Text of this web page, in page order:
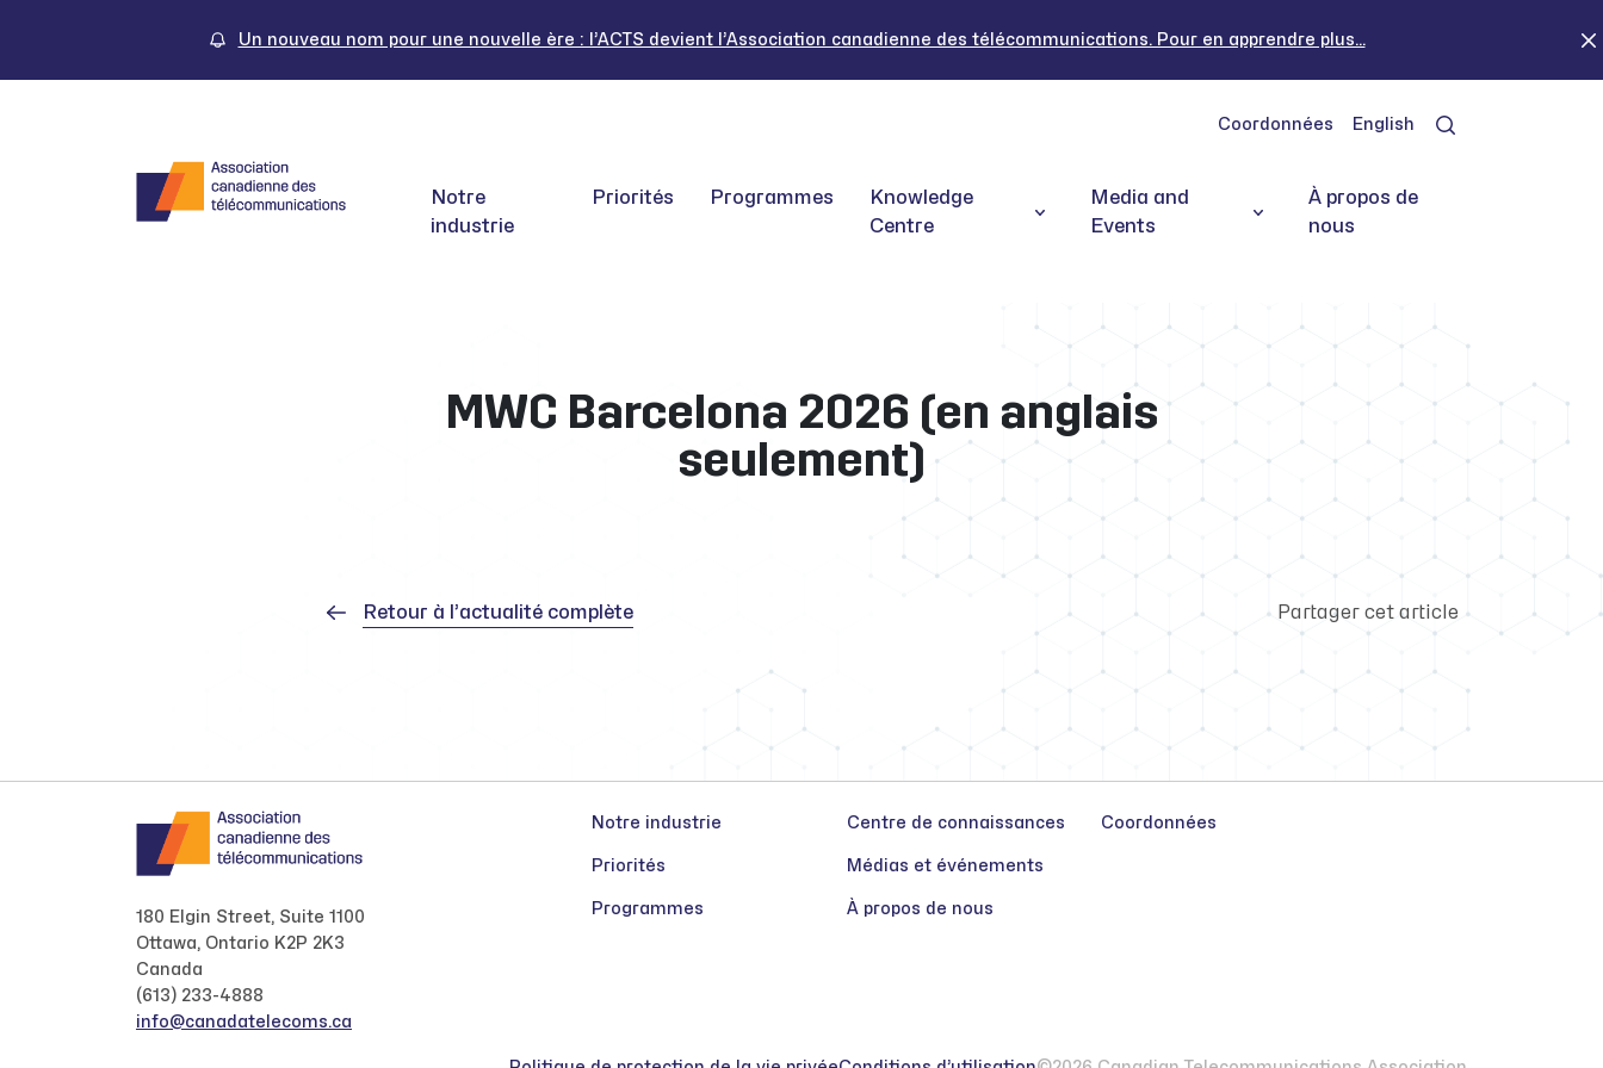
Un nouveau nom pour une nouvelle ère : l’ACTS devient l’Association canadienne des télécommunications. Pour en apprendre plus...
Coordonnées English
Notre
industrie
Priorités Programmes
Knowledge
Centre
Media and
Events
À propos de
nous
MWC Barcelona 2026 (en anglais
seulement)
Retour à l’actualité complète Partager cet article
180 Elgin Street, Suite 1100
Ottawa, Ontario K2P 2K3
Canada
(613) 233-4888
info@canadatelecoms.ca
Notre industrie
Priorités
Programmes
Centre de connaissances
Médias et événements
À propos de nous
Coordonnées